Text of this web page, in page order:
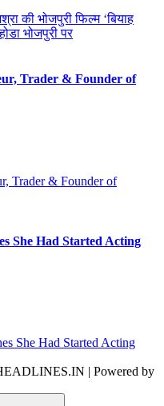
Trader & Founder of
She Had Started Acting
| Powered by